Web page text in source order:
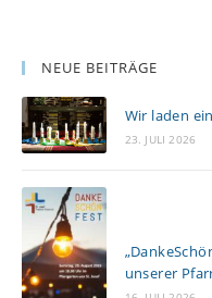
NEUE BEITRÄGE
Wir laden
23. JULI 2026
unserer